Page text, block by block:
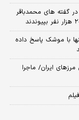
کیفری در گفته های محمدباقر
با موشک پاسخ داده
ایران/ ماجرا